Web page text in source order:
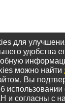
для
удобства
можно найти
Вы
и согласны с